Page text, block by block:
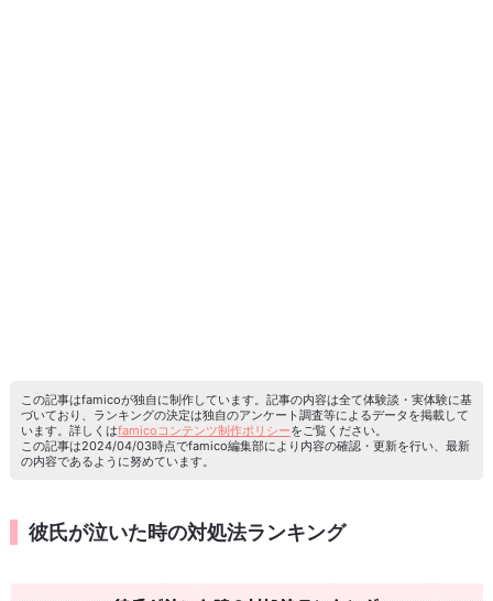
この記事はfamicoが独自に制作しています。記事の内容は全て体験談・実体験に基
づいており、ランキングの決定は独自のアンケート調査等によるデータを掲載して
います。詳しくはfamicoコンテンツ制作ポリシーをご覧ください。
この記事は2024/04/03時点でfamico編集部により内容の確認・更新を行い、最新
の内容であるように努めています。
彼氏が泣いた時の対処法ランキング